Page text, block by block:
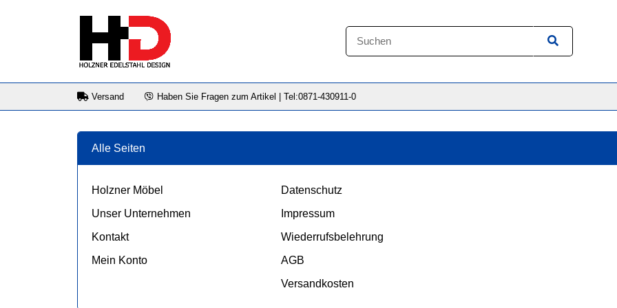
Versand Haben Sie Fragen zum Artikel | Tel:0871-430911-0
Alle Seiten
Holzner Möbel
Unser Unternehmen
Kontakt
Mein Konto
Datenschutz
Impressum
Wiederrufsbelehrung
AGB
Versandkosten